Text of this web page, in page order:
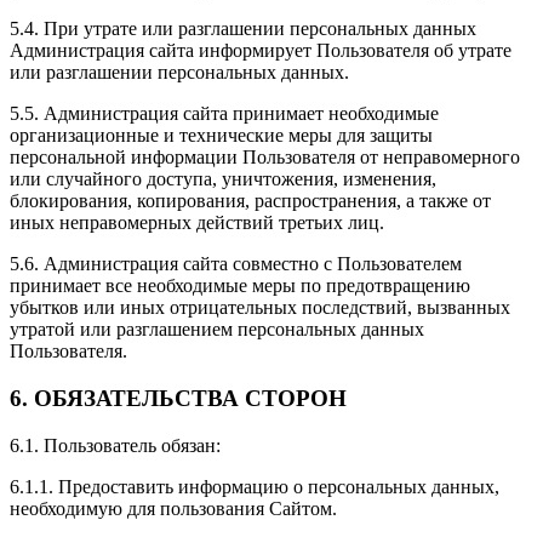
5.4. При утрате или разглашении персональных данных
Администрация сайта информирует Пользователя об утрате
или разглашении персональных данных.
5.5. Администрация сайта принимает необходимые
организационные и технические меры для защиты
персональной информации Пользователя от неправомерного
или случайного доступа, уничтожения, изменения,
блокирования, копирования, распространения, а также от
иных неправомерных действий третьих лиц.
5.6. Администрация сайта совместно с Пользователем
принимает все необходимые меры по предотвращению
убытков или иных отрицательных последствий, вызванных
утратой или разглашением персональных данных
Пользователя.
6. ОБЯЗАТЕЛЬСТВА СТОРОН
6.1. Пользователь обязан:
6.1.1. Предоставить информацию о персональных данных,
необходимую для пользования Сайтом.